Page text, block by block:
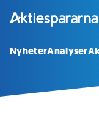
NyheterAnalyser